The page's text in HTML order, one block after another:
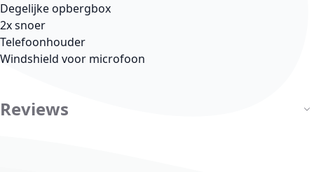
Degelijke opbergbox
2x snoer
Telefoonhouder
Windshield voor microfoon
Reviews